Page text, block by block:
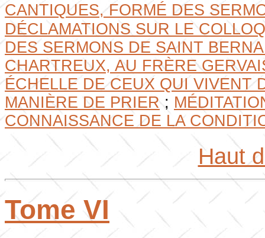
CANTIQUES, FORMÉ DES
DÉCLAMATIONS SUR LE
DES SERMONS DE SAINT
CHARTREUX, AU FRÈRE
ÉCHELLE DE CEUX QUI VIVENT
MANIÈRE DE PRIER;
CONNAISSANCE DE LA
Haut
Tome VI